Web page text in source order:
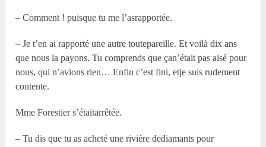
– Comment ! puisque tu me l’asrapportée.
– Je t’en ai rapporté une autre toutepareille. Et voilà dix ans
que nous la payons. Tu comprends que çan’était pas aisé pour
nous, qui n’avions rien… Enfin c’est fini, etje suis rudement
contente.
Mme Forestier s’étaitarrêtée.
– Tu dis que tu as acheté une rivière dediamants pour